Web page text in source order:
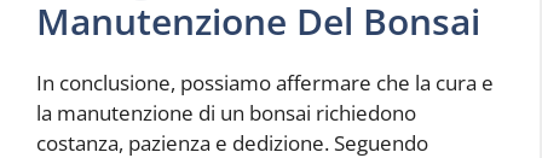
Manutenzione Del Bonsai
In conclusione, possiamo affermare che la cura e
la manutenzione di un bonsai richiedono
costanza, pazienza e dedizione. Seguendo